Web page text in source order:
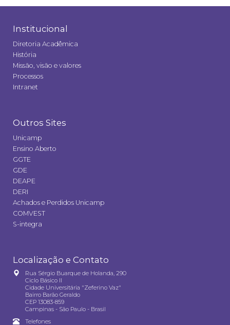
Institucional
Diretoria Acadêmica
História
Missão, visão e valores
Processos
Intranet
Outros Sites
Unicamp
Ensino Aberto
GGTE
GDE
DEAPE
DERI
Achados e Perdidos Unicamp
COMVEST
S-integra
Localização e Contato
Rua Sérgio Buarque de Holanda, 290
Ciclo Básico II
Cidade Universitária "Zeferino Vaz"
Bairro Barão Geraldo
CEP 13083-859
Campinas - São Paulo - Brasil
Telefones